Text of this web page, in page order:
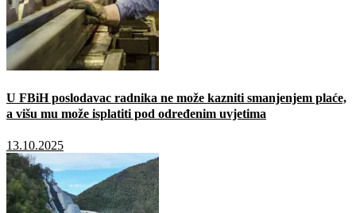
U FBiH poslodavac radnika ne može kazniti smanjenjem plaće,
a višu mu može isplatiti pod određenim uvjetima
13.10.2025